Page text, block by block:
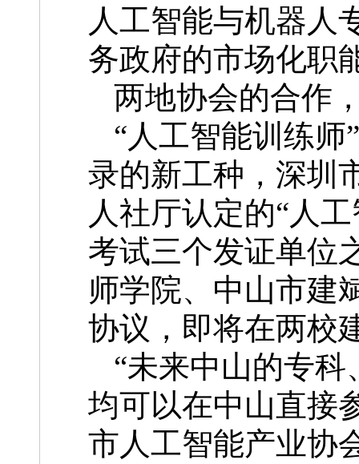
人工智能与机器人
务政府的市场化职
两地协会的合作
“人工智能训练
录的新工种，深圳
人社厅认定的“人
考试三个发证单位
师学院、中山市建
协议，即将在两校
“未来中山的专
均可以在中山直接
市人工智能产业协